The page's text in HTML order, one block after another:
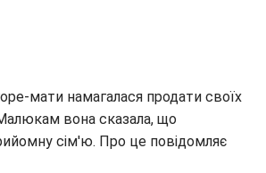
мати намагалася продати своїх
вона сказала, що
сім'ю. Про це повідомляє